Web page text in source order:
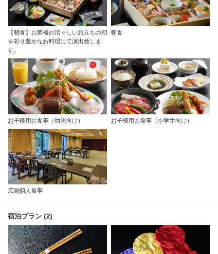
【朝食】お客様の清々しい旅立ちの朝
を彩り豊かなお料理にて演出致しま
す。
朝食
お子様用お食事（幼児向け） お子様用お食事（小学生向け）
広間個人食事
宿泊プラン (2)